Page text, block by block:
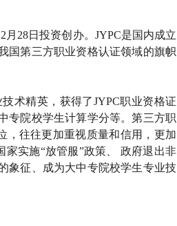
28日投资创办。JYPC是国内成立
国第三方职业资格认证领域的旗帜
术精英，获得了JYPC职业资格证
专院校学生计算学分等。第三方职
，往往更加重视质量和信用，更加
实施“放管服”政策、 政府退出非
象征、成为大中专院校学生专业技